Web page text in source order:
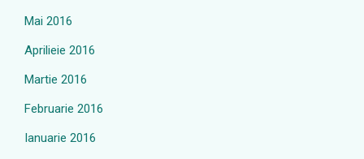
Mai 2016
Aprilieie 2016
Martie 2016
Februarie 2016
Ianuarie 2016